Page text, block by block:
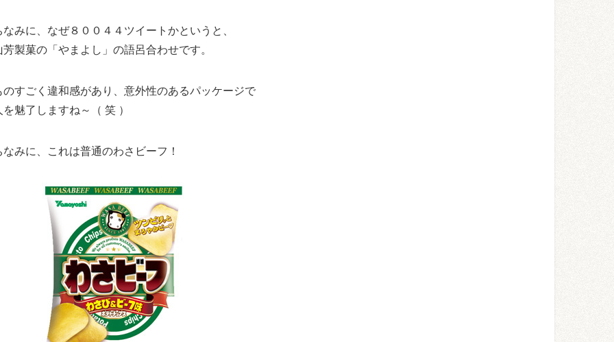
なみに、なぜ８００４４ツイートかというと、
芳製菓の 「やまよし」の語呂合わせです。
のすごく違和感があり、意外性のあるパッケージで
を魅了しますね～（ 笑 ）
なみに、これは普通のわさビーフ！